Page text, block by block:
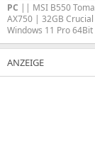
PC || MSI B550
AX750 | 32GB
Windows 11 Pro